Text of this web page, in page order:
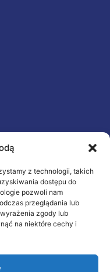
z technologii, takich
dostępu do
pozwoli nam
przeglądania lub
zgody lub
na niektóre cechy i